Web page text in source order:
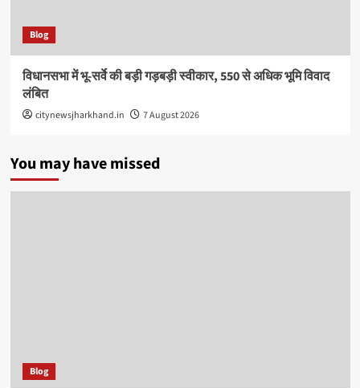
Blog
विधानसभा में भू-सर्वे की बड़ी गड़बड़ी स्वीकार, 550 से अधिक भूमि विवाद
लंबित
citynewsjharkhand.in 7 August 2026
You may have missed
Blog